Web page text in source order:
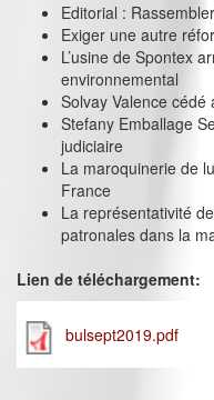
Editorial :
Exiger une autre
L’usine de Spontex
environnemental
Solvay Valence
Stefany Emballage
judiciaire
La maroquinerie de
France
La représentativité
patronales dans la
Lien de téléchargement:
bulsept2019.pdf